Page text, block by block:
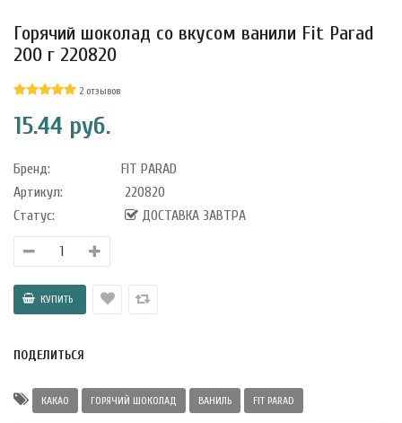
в
Укрепление
Горячий шоколад со вкусом ванили Fit Parad
200 г 220820
2 отзывов
15.44 руб.
Бренд:
FIT PARAD
Артикул:
220820
Статус:
ДОСТАВКА ЗАВТРА
ПОДЕЛИТЬСЯ
КАКАО ГОРЯЧИЙ ШОКОЛАД ВАНИЛЬ FIT PARAD